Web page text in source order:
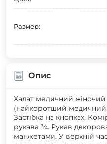
Размер:
Опис
Халат медичний
(найкоротший медичний
Застібка на кнопках.
рукава ¾. Рукав
манжетами. У верхній